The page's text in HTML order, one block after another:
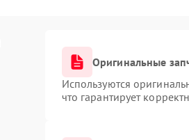
Оригинальные
Используются
что гарантирует